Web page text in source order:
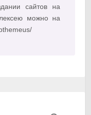
сайтов на
можно на